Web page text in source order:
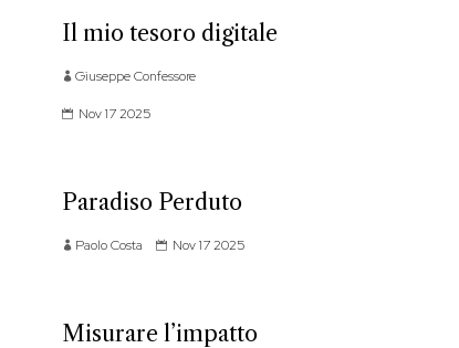
Il mio tesoro digitale
Giuseppe Confessore
Nov 17 2025
Paradiso Perduto
Paolo Costa Nov 17 2025
Misurare l’impatto